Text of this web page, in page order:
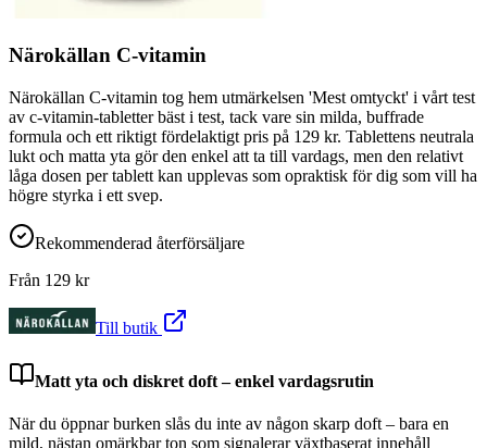
Närokällan C-vitamin
Närokällan C-vitamin tog hem utmärkelsen 'Mest omtyckt' i vårt test
av c-vitamin-tabletter bäst i test, tack vare sin milda, buffrade
formula och ett riktigt fördelaktigt pris på 129 kr. Tablettens neutrala
lukt och matta yta gör den enkel att ta till vardags, men den relativt
låga dosen per tablett kan upplevas som opraktisk för dig som vill ha
högre styrka i ett svep.
Rekommenderad återförsäljare
Från 129 kr
Till butik
Matt yta och diskret doft – enkel vardagsrutin
När du öppnar burken slås du inte av någon skarp doft – bara en
mild, nästan omärkbar ton som signalerar växtbaserat innehåll